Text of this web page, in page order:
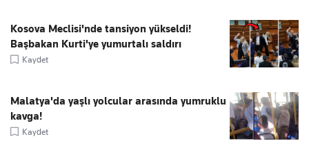
Kosova Meclisi'nde tansiyon yükseldi!
Başbakan Kurti'ye yumurtalı saldırı
Kaydet
Malatya'da yaşlı yolcular arasında yumruklu
kavga!
Kaydet